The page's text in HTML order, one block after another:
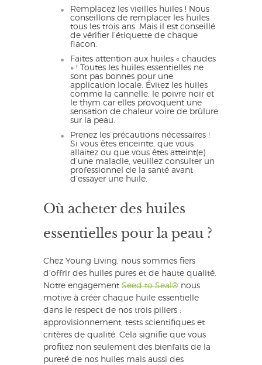
Remplacez les vieilles huiles ! Nous
conseillons de remplacer les huiles
tous les trois ans. Mais il est conseillé
de vérifier l’étiquette de chaque
flacon.
Faites attention aux huiles « chaudes
» ! Toutes les huiles essentielles ne
sont pas bonnes pour une
application locale. Évitez les huiles
comme la cannelle, le poivre noir et
le thym car elles provoquent une
sensation de chaleur voire de brûlure
sur la peau.
Prenez les précautions nécessaires !
Si vous êtes enceinte, que vous
allaitez ou que vous êtes atteint(e)
d’une maladie, veuillez consulter un
professionnel de la santé avant
d’essayer une huile.
Où acheter des huiles
essentielles pour la peau ?
Chez Young Living, nous sommes fiers
d’offrir des huiles pures et de haute qualité.
Notre engagement Seed to Seal® nous
motive à créer chaque huile essentielle
dans le respect de nos trois piliers :
approvisionnement, tests scientifiques et
critères de qualité. Cela signifie que vous
profitez non seulement des bienfaits de la
pureté de nos huiles mais aussi des